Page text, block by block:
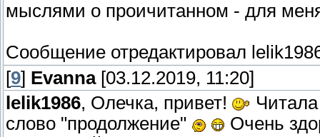
мыслями о проичитанном - для
Сообщение отредактировал
[9] Evanna[03.12.2019, 11:20]
lelik1986, Олечка, привет!
слово "продолжение"
Очень